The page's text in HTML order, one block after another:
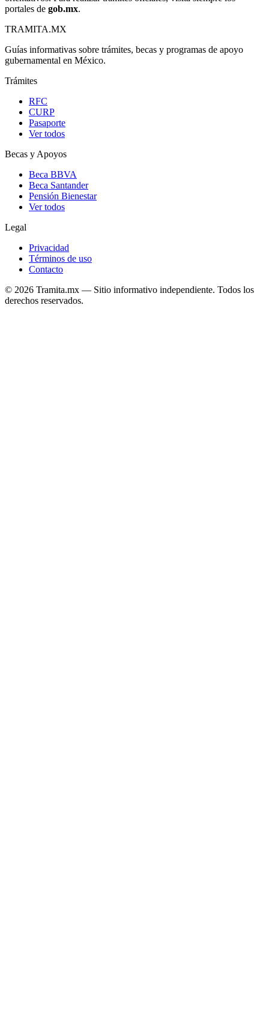
portales de gob.mx.
TRAMITA.MX
Guías informativas sobre trámites, becas y programas de apoyo
gubernamental en México.
Trámites
RFC
CURP
Pasaporte
Ver todos
Becas y Apoyos
Beca BBVA
Beca Santander
Pensión Bienestar
Ver todos
Legal
Privacidad
Términos de uso
Contacto
© 2026 Tramita.mx — Sitio informativo independiente. Todos los
derechos reservados.